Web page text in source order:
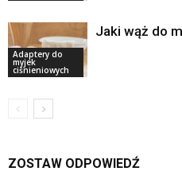
Adaptery do
myjek
ciśnieniowych
Jaki wąż do
ZOSTAW ODPOWIEDŹ